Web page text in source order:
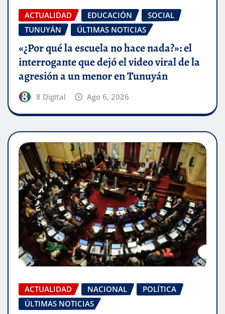
ACTUALIDAD EDUCACIÓN
SOCIAL
TUNUYÁN
ÚLTIMAS NOTICIAS
«¿Por qué la escuela no hace nada?»: el
interrogante que dejó el video viral de la
agresión a un menor en Tunuyán
8 Digital Ago 6, 2026
ACTUALIDAD NACIONAL
POLÍTICA
ÚLTIMAS NOTICIAS